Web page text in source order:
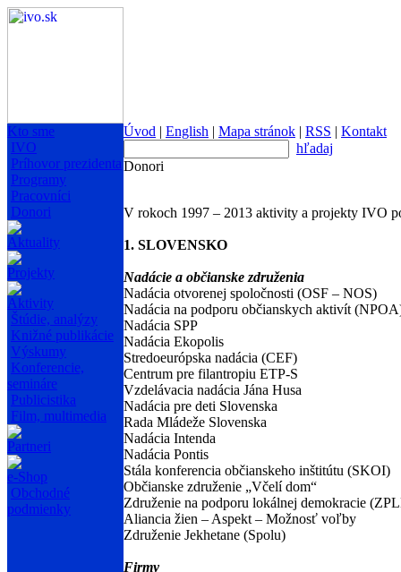
Kto sme
IVO
Príhovor prezidenta
Programy
Pracovníci
Donori
Aktuality
Projekty
Aktivity
Štúdie, analýzy
Knižné publikácie
Výskumy
Konferencie,
semináre
Publicistika
Film, multimedia
Partneri
e-Shop
Obchodné
podmienky
Úvod | English | Mapa stránok | RSS | Kontakt
hľadaj
Donori
V rokoch 1997 – 2013 aktivity a projekty IVO
1. SLOVENSKO
Nadácie a občianske združenia
Nadácia otvorenej spoločnosti (OSF – NOS)
Nadácia na podporu občianskych aktivít
Nadácia SPP
Nadácia Ekopolis
Stredoeurópska nadácia (CEF)
Centrum pre filantropiu ETP-S
Vzdelávacia nadácia Jána Husa
Nadácia pre deti Slovenska
Rada Mládeže Slovenska
Nadácia Intenda
Nadácia Pontis
Stála konferencia občianskeho inštitútu (SKOI)
Občianske združenie „Včelí dom“
Združenie na podporu lokálnej demokracie
Aliancia žien – Aspekt – Možnosť voľby
Združenie Jekhetane (Spolu)
Firmy